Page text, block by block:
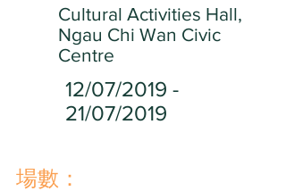
Cultural Activities Hall,
Ngau Chi Wan Civic
Centre
12/07/2019 -
21/07/2019
​場數：